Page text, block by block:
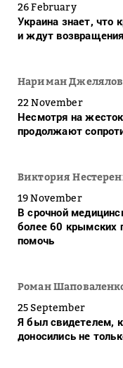
26 February
Украина знает, что
и ждут
Нариман Джелялов
22 November
Несмотря на
продолжают
Виктория
19 November
В срочной
более 60 крымских
помочь
Роман
25 September
Я был свидетелем,
доносились не